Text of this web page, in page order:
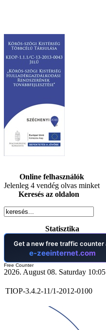
Online felhasználók
Jelenleg 4 vendég olvas minket
Keresés az oldalon
Statisztika
Free Counter
2026. August 08. Saturday 10:05
TIOP-3.4.2-11/1-2012-0100